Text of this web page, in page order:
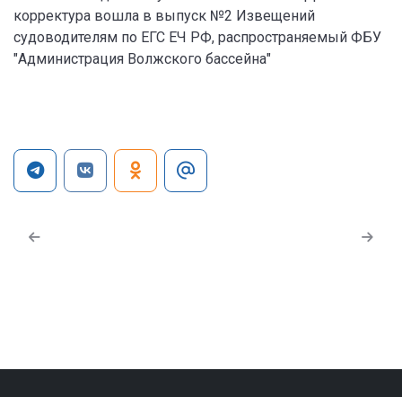
корректура вошла в выпуск №2 Извещений
судоводителям по ЕГС ЕЧ РФ, распространяемый ФБУ
"Администрация Волжского бассейна"